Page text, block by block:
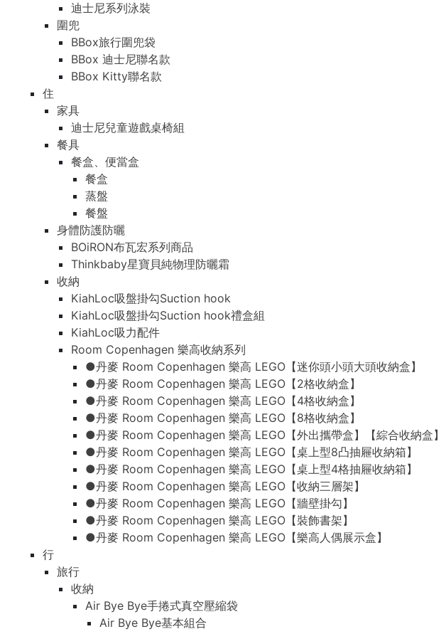
迪士尼系列泳裝
圍兜
BBox旅行圍兜袋
BBox 迪士尼聯名款
BBox Kitty聯名款
住
家具
迪士尼兒童遊戲桌椅組
餐具
餐盒、便當盒
餐盒
蒸盤
餐盤
身體防護防曬
BOiRON布瓦宏系列商品
Thinkbaby星寶貝純物理防曬霜
收納
KiahLoc吸盤掛勾Suction hook
KiahLoc吸盤掛勾Suction hook禮盒組
KiahLoc吸力配件
Room Copenhagen 樂高收納系列
●丹麥 Room Copenhagen 樂高 LEGO【迷你頭小頭大頭收納盒】
●丹麥 Room Copenhagen 樂高 LEGO【2格收納盒】
●丹麥 Room Copenhagen 樂高 LEGO【4格收納盒】
●丹麥 Room Copenhagen 樂高 LEGO【8格收納盒】
●丹麥 Room Copenhagen 樂高 LEGO【外出攜帶盒】【綜合收納盒】
●丹麥 Room Copenhagen 樂高 LEGO【桌上型8凸抽屜收納箱】
●丹麥 Room Copenhagen 樂高 LEGO【桌上型4格抽屜收納箱】
●丹麥 Room Copenhagen 樂高 LEGO【收納三層架】
●丹麥 Room Copenhagen 樂高 LEGO【牆壁掛勾】
●丹麥 Room Copenhagen 樂高 LEGO【裝飾書架】
●丹麥 Room Copenhagen 樂高 LEGO【樂高人偶展示盒】
行
旅行
收納
Air Bye Bye手捲式真空壓縮袋
Air Bye Bye基本組合